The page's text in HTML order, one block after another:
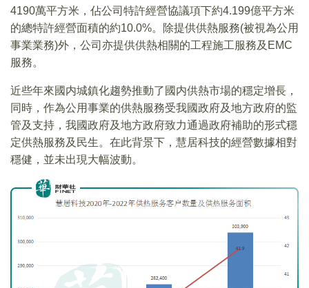
4190萬平方米，佔公司特許經營協議項下約4.199億平方米
的總特許經營面積的約10.0%。除提供供熱服務(被視為公用
事業業務)外，公司亦提供供熱相關的工程施工服務及EMC
服務。
近些年來國内城鎮化趨勢推動了國内供熱市場的穩定增長，
同時，作為公用事業的供熱服務受我國政府及地方政府的監
管及支持，我國政府及地方政府致力通過政府補助的形式穩
定供熱服務及民生。在此背景下，慧居科技的經營數據相對
穩健，並未出現大幅波動。